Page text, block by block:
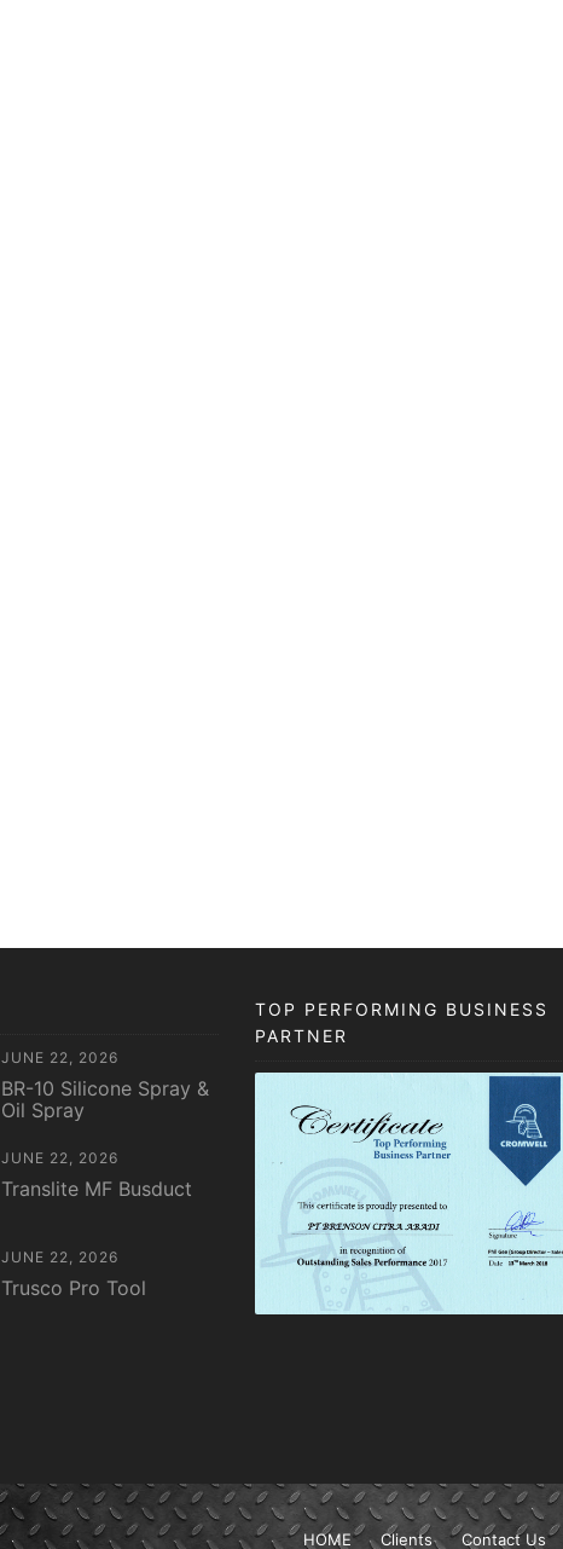
JUNE 22, 2026
BR-10 Silicone Spray &
Oil Spray
JUNE 22, 2026
Translite MF Busduct
JUNE 22, 2026
Trusco Pro Tool
TOP PERFORMING BUSINESS
PARTNER
HOME Clients Contact Us